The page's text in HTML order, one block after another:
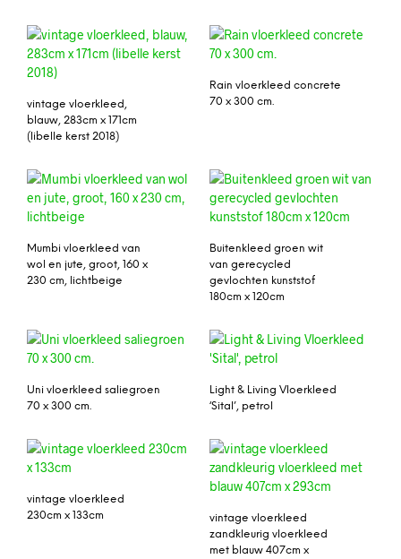
vintage vloerkleed,
blauw, 283cm x 171cm
(libelle kerst 2018)
Rain vloerkleed concrete
70 x 300 cm.
Mumbi vloerkleed van
wol en jute, groot, 160 x
230 cm, lichtbeige
Buitenkleed groen wit
van gerecycled
gevlochten kunststof
180cm x 120cm
Uni vloerkleed saliegroen
70 x 300 cm.
Light & Living Vloerkleed
‘Sital’, petrol
vintage vloerkleed
230cm x 133cm
vintage vloerkleed
zandkleurig vloerkleed
met blauw 407cm x